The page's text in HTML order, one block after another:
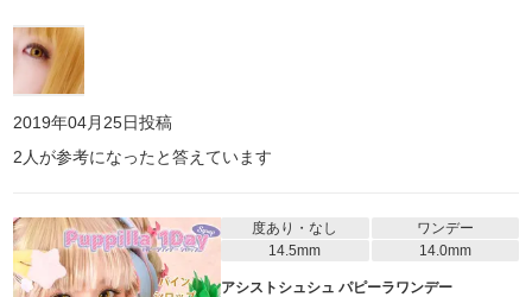
2019年04月25日投稿
2 人が参考になったと答えています
度あり・なし
ワンデー
14.5mm
14.0mm
アシストシュシュ パピーラワンデー